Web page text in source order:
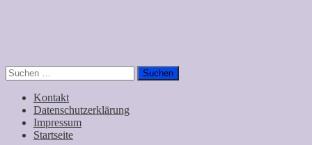
Suchen
nach:
Kontakt
Datenschutzerklärung
Impressum
Startseite